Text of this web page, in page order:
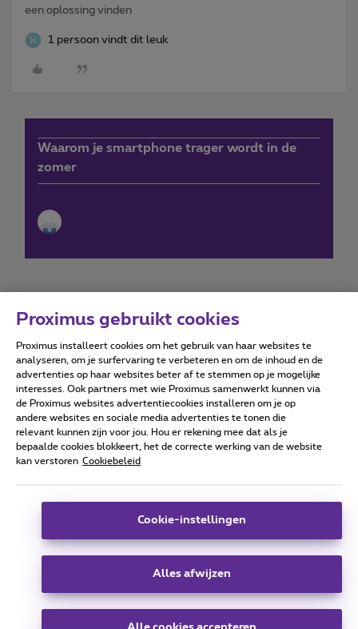
een oplossing vinden
1 persoon vindt dit leuk
Waarom je smartphone trager wordt in de
zomer
Forumvoorwaarden Accessibility statement
Alle rechten voorbehouden. © Proximus
Algemene voorwaarden, consumenteninfo
Deze website is gecreëerd en wordt beheerd conform het
Koning Albert II-laan 27 - B-1030 Brussel.
Carrier & Wholesale Solutions
Proximus gebruikt cookies
Proximus installeert cookies om het gebruik van haar websites te
analyseren, om je surfervaring te verbeteren en om de inhoud en de
advertenties op haar websites beter af te stemmen op je mogelijke
interesses. Ook partners met wie Proximus samenwerkt kunnen via
de Proximus websites advertentiecookies installeren om je op
andere websites en sociale media advertenties te tonen die
relevant kunnen zijn voor jou. Hou er rekening mee dat als je
bepaalde cookies blokkeert, het de correcte werking van de website
kan verstoren Cookiebeleid
Cookie-instellingen
Alles afwijzen